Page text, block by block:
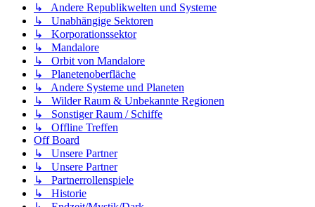
↳ Andere Republikwelten und Systeme
↳ Unabhängige Sektoren
↳ Korporationssektor
↳ Mandalore
↳ Orbit von Mandalore
↳ Planetenoberfläche
↳ Andere Systeme und Planeten
↳ Wilder Raum & Unbekannte Regionen
↳ Sonstiger Raum / Schiffe
↳ Offline Treffen
Off Board
↳ Unsere Partner
↳ Unsere Partner
↳ Partnerrollenspiele
↳ Historie